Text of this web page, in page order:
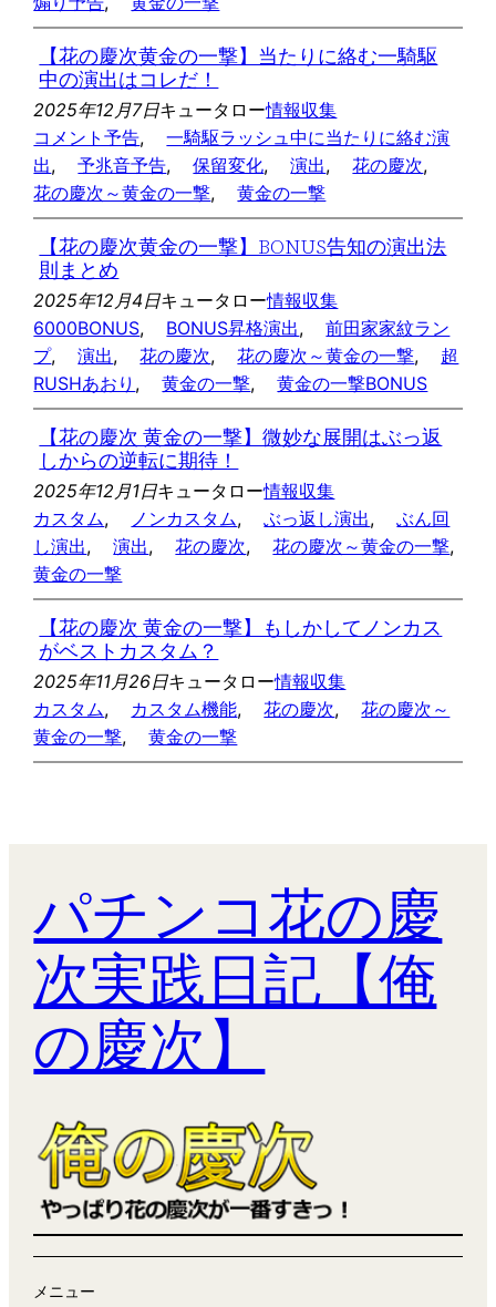
【花の慶次黄金の一撃】当たりに絡む一騎駆
中の演出はコレだ！
2025年12月7日キュータロー情報収集
コメント予告,
一騎駆ラッシュ中に当たりに絡む演
出, 予兆音予告, 保留変化, 演出, 花の慶次
花の慶次～黄金の一撃, 黄金の一撃
【花の慶次黄金の一撃】BONUS告知の演出法
則まとめ
2025年12月4日キュータロー情報収集
6000BONUS, BONUS昇格演出,
前田家家紋ラン
プ, 演出, 花の慶次, 花の慶次～黄金の一撃,
超
RUSHあおり , 黄金の一撃, 黄金の一撃BONUS
【花の慶次 黄金の一撃】微妙な展開はぶっ返
しからの逆転に期待！
2025年12月1日キュータロー情報収集
カスタム, ノンカスタム, ぶっ返し演出,
ぶん回
し演出, 演出, 花の慶次, 花の慶次～黄金の一撃
黄金の一撃
【花の慶次 黄金の一撃】もしかしてノンカス
がベストカスタム？
2025年11月26日キュータロー情報収集
カスタム, カスタム機能, 花の慶次,
花の慶次～
黄金の一撃, 黄金の一撃
パチンコ花の慶
次実践日記【俺
の慶次】
メニュー